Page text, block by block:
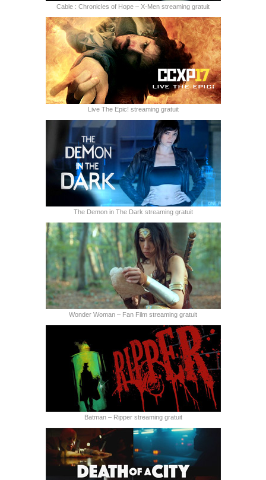
Cable : Chronicles of Hope – X-Men streaming gratuit
Live The Epic! streaming gratuit
The Demon in The Dark streaming gratuit
Wonder Woman – Fan Film streaming gratuit
Batman – Ripper streaming gratuit